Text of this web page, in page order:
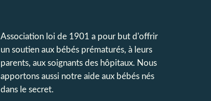
Association loi de 1901 a pour but d'offrir
un soutien aux bébés prématurés, à leurs
parents, aux soignants des hôpitaux. Nous
apportons aussi notre aide aux bébés nés
dans le secret.